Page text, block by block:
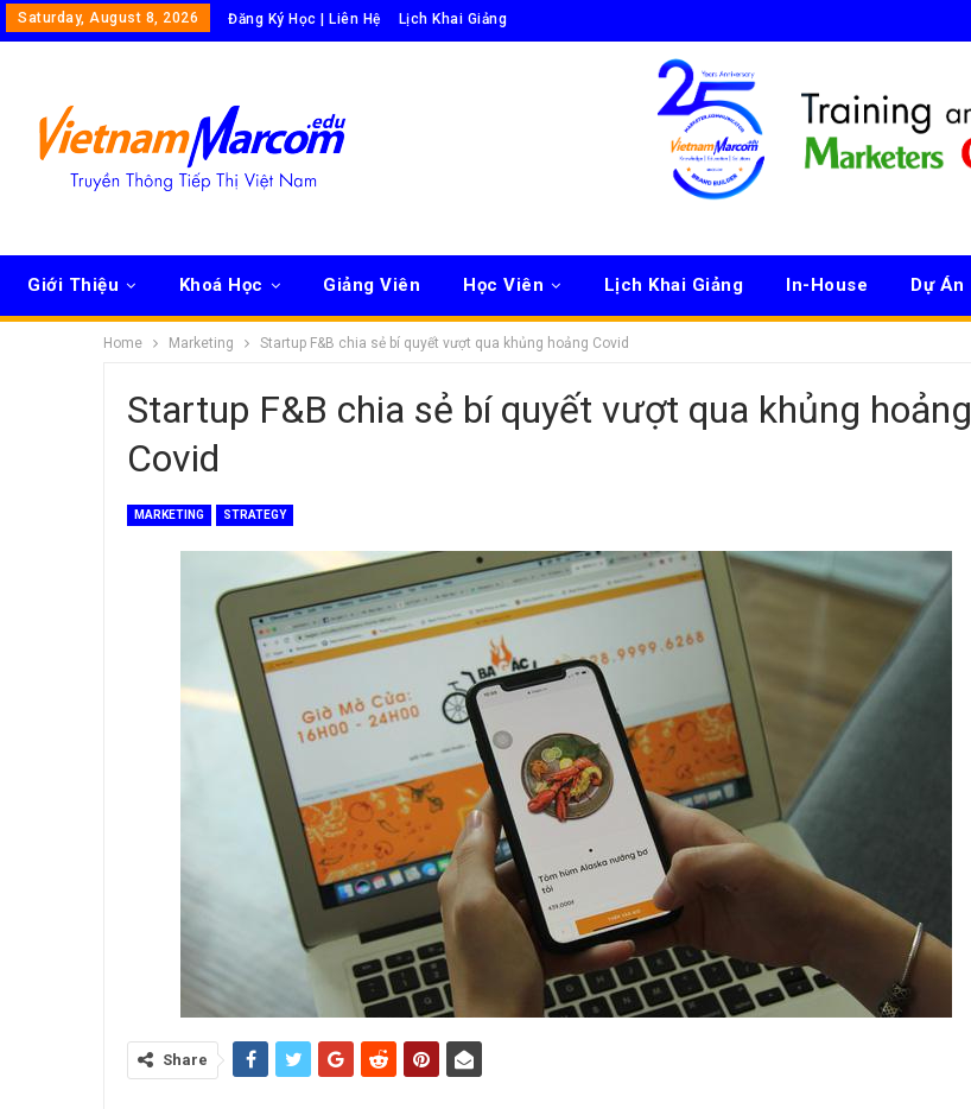
Saturday, August 8, 2026 Đăng Ký Học | Liên Hệ Lịch Khai Giảng
Giới Thiệu Khoá Học Giảng Viên Học Viên Lịch Khai Giảng In-House Dự Án
Home Marketing Startup F&B chia sẻ bí quyết vượt qua khủng hoảng Covid
Startup F&B chia sẻ bí quyết vượt qua khủng hoảng
Covid
MARKETING STRATEGY
Share